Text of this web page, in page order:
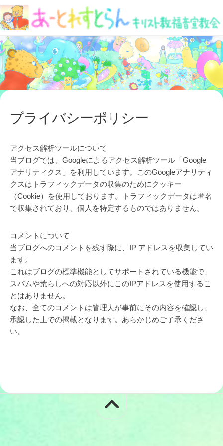
Skip
to
content
プライバシーポリシー
アクセス解析ツールについて
当ブログでは、Googleによるアクセス解析ツール「Google
アナリティクス」を利用しています。このGoogleアナリティ
クスはトラフィックデータの収集のためにクッキー
（Cookie）を使用しております。トラフィックデータは匿名
で収集されており、個人を特定するものではありません。
コメントについて
当ブログへのコメントを残す際に、IP アドレスを収集してい
ます。
これはブログの標準機能としてサポートされている機能で、
スパムや荒らしへの対応以外にこのIPアドレスを使用するこ
とはありません。
なお、全てのコメントは管理人が事前にその内容を確認し、
承認した上での掲載となります。あらかじめご了承くださ
い。